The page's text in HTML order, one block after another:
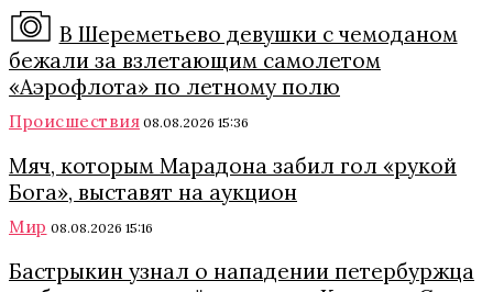
В Шереметьево девушки с чемоданом
бежали за взлетающим самолетом
«Аэрофлота» по летному полю
Происшествия 08.08.2026 15:36
Мяч, которым Марадона забил гол «рукой
Бога», выставят на аукцион
Мир 08.08.2026 15:16
Бастрыкин узнал о нападении петербуржца